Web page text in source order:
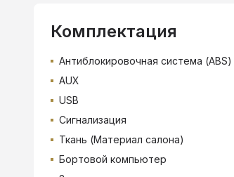
Комплектация
Антиблокировочная система (ABS)
AUX
USB
Сигнализация
Ткань (Материал салона)
Бортовой компьютер